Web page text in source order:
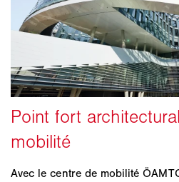
Avec le centre de mobilité